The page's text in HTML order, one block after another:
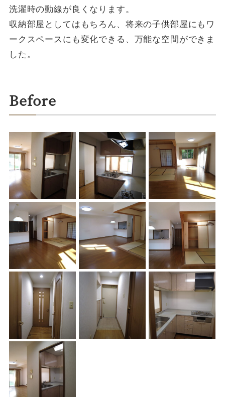
洗濯時の動線が良くなります。
収納部屋としてはもちろん、将来の子供部屋にもワ
ークスペースにも変化できる、万能な空間ができま
した。
Before